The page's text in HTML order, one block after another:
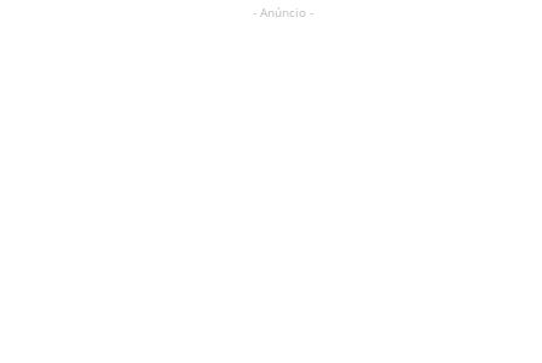
- Anúncio -